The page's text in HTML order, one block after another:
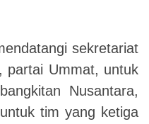
sekretariat
partai Ummat, untuk
Nusantara,
tim yang ketiga